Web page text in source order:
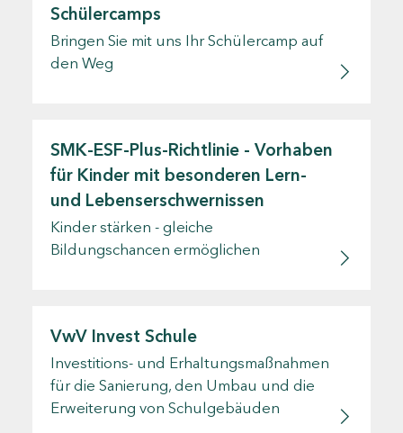
Schülercamps
Bringen Sie mit uns Ihr Schülercamp auf
den Weg
SMK-ESF-Plus-Richtlinie - Vorhaben
für Kinder mit besonderen Lern-
und Lebenserschwernissen
Kinder stärken - gleiche
Bildungschancen ermöglichen
VwV Invest Schule
Investitions- und Erhaltungsmaßnahmen
für die Sanierung, den Umbau und die
Erweiterung von Schulgebäuden